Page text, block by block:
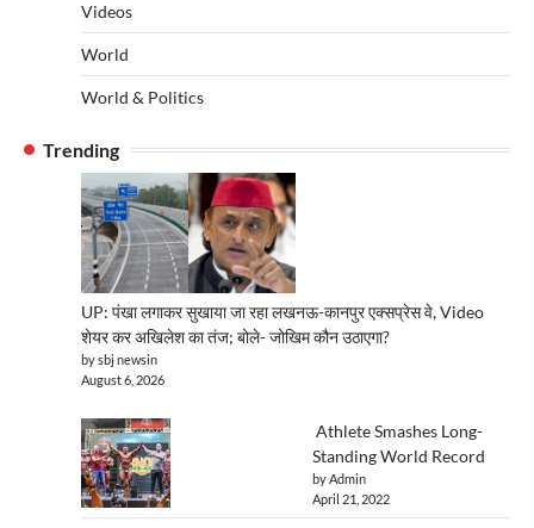
Videos
World
World & Politics
Trending
UP: पंखा लगाकर सुखाया जा रहा लखनऊ-कानपुर एक्सप्रेस वे, Video
शेयर कर अखिलेश का तंज; बोले- जोखिम कौन उठाएगा?
by sbj newsin
August 6, 2026
Athlete Smashes Long-
Standing World Record
by Admin
April 21, 2022